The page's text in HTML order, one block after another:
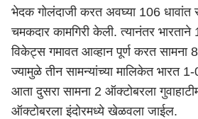
भेदक गोलंदाजी करत अवघ्या 106 धावांत
चमकदार कामगिरी केली. त्यानंतर
विकेट्स गमावत आव्हान पूर्ण करत सामना
ज्यामुळे तीन सामन्यांच्या मालिकेत भारत
आता दुसरा सामना 2 ऑक्टोबरला
ऑक्टोबरला इंदोरमध्ये खेळवला जाईल.